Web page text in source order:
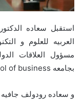
استقبل سعاده
العربيه للعلوم و
مسؤول العلاقات
بجامعه of business
و سعاده رودولف جافيه